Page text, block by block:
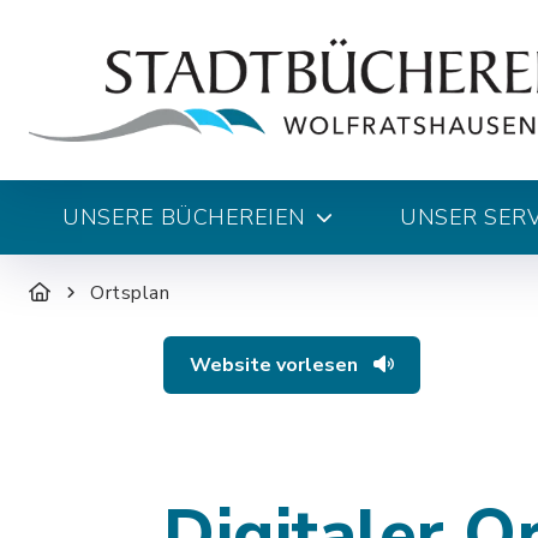
UNSERE BÜCHEREIEN UNSER
Ortsplan
Website vorlesen